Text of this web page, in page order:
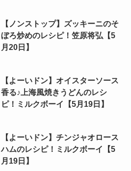
【ノンストップ】ズッキーニのそ
ぼろ炒めのレシピ！笠原将弘【5
月20日】
【よーいドン】オイスターソース
香る♪上海風焼きうどんのレシ
ピ！ミルクボーイ【5月19日】
【よーいドン】チンジャオロース
ハムのレシピ！ミルクボーイ【5
月19日】